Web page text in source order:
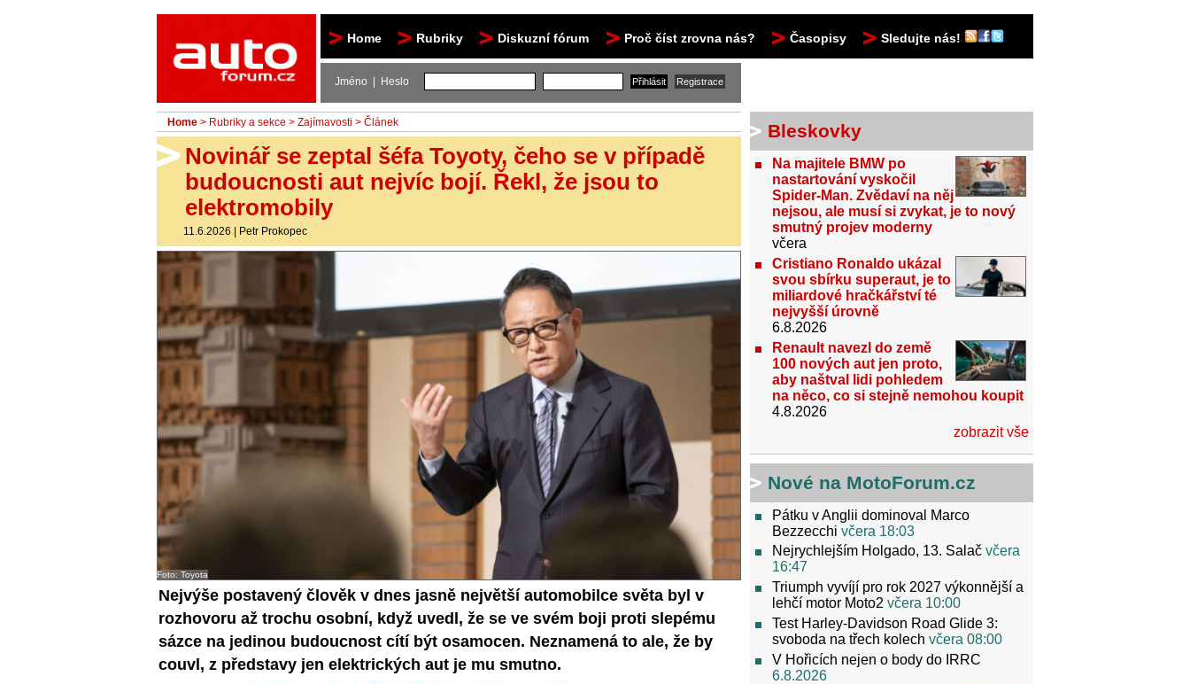
Home Rubriky Diskuzní fórum Proč číst zrovna nás? Časopisy Sledujte nás!
Jméno | Heslo
Home > Rubriky a sekce > Zajímavosti > Článek
Novinář se zeptal šéfa Toyoty, čeho se v případě
budoucnosti aut nejvíc bojí. Řekl, že jsou to
elektromobily
11.6.2026 | Petr Prokopec
Foto: Toyota
Nejvýše postavený člověk v dnes jasně největší automobilce světa byl v
rozhovoru až trochu osobní, když uvedl, že se ve svém boji proti slepému
sázce na jedinou budoucnost cítí být osamocen. Neznamená to ale, že by
couvl, z představy jen elektrických aut je mu smutno.
Bleskovky
Na majitele BMW po
nastartování vyskočil
Spider-Man. Zvědaví na něj
nejsou, ale musí si zvykat, je to nový
smutný projev moderny
včera
Cristiano Ronaldo ukázal
svou sbírku superaut, je to
miliardové hračkářství té
nejvyšší úrovně
6.8.2026
Renault navezl do země
100 nových aut jen proto,
aby naštval lidi pohledem
na něco, co si stejně nemohou koupit
4.8.2026
zobrazit vše
Nové na MotoForum.cz
Pátku v Anglii dominoval Marco
Bezzecchi včera 18:03
Nejrychlejším Holgado, 13. Salač včera
16:47
Triumph vyvíjí pro rok 2027 výkonnější a
lehčí motor Moto2 včera 10:00
Test Harley-Davidson Road Glide 3:
svoboda na třech kolech včera 08:00
V Hořicích nejen o body do IRRC
6.8.2026